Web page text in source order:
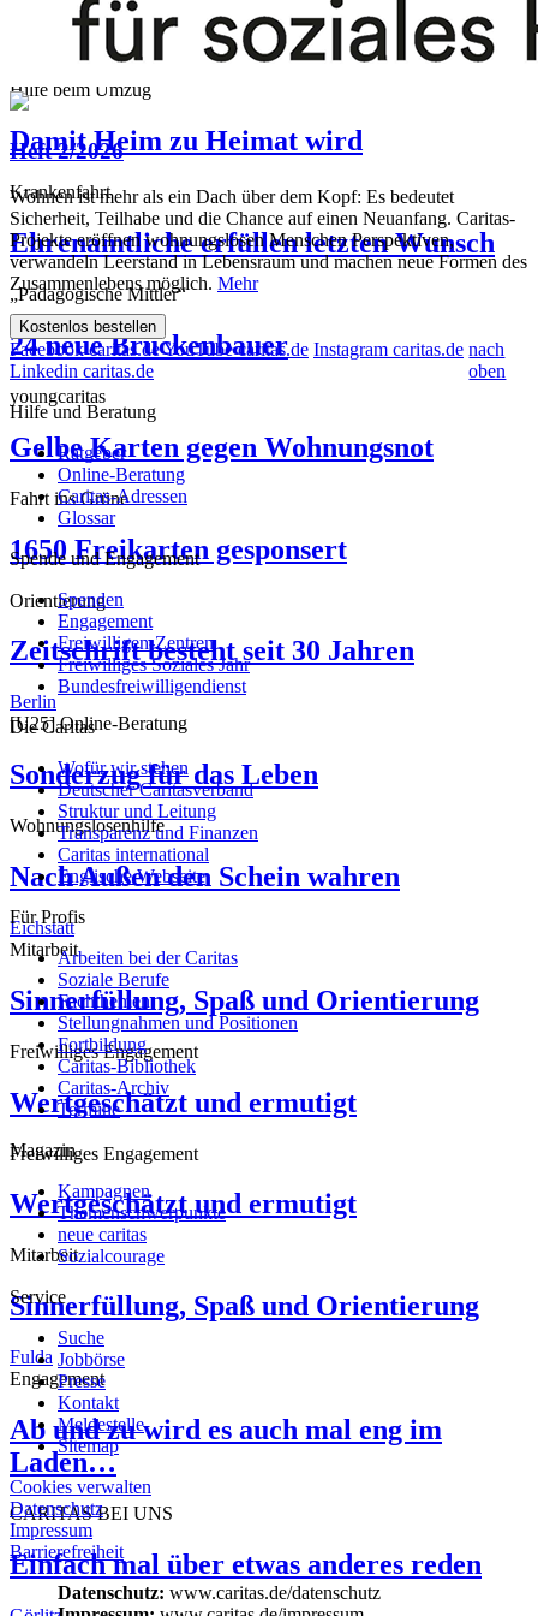
ermöglichen
Baden-Württemberg
Hilfe beim Umzug
Damit Heim zu Heimat wird
Krankenfahrt
Ehrenamtliche erfüllen letzten Wunsch
„Pädagogische Mittler“
24 neue Brückenbauer
youngcaritas
Gelbe Karten gegen Wohnungsnot
Fahrt ins Grüne
1650 Freikarten gesponsert
Orientierung
Zeitschrift besteht seit 30 Jahren
Berlin
[U25] Online-Beratung
Sonderzug für das Leben
Wohnungslosenhilfe
Nach Außen den Schein wahren
Eichstätt
Mitarbeit
Sinnerfüllung, Spaß und Orientierung
Freiwilliges Engagement
Wertgeschätzt und ermutigt
Freiwilliges Engagement
Wertgeschätzt und ermutigt
Mitarbeit
Sinnerfüllung, Spaß und Orientierung
Fulda
Engagement
Ab und zu wird es auch mal eng im
Laden…
CARITAS BEI UNS
Einfach mal über etwas anderes reden
Heft 2/2026
Wohnen ist mehr als ein Dach über dem Kopf: Es bedeutet
Sicherheit, Teilhabe und die Chance auf einen Neuanfang. Caritas-
Projekte eröffnen wohnungslosen Menschen Perspektiven,
verwandeln Leerstand in Lebensraum und machen neue Formen des
Zusammenlebens möglich. Mehr
Kostenlos bestellen
Facebook caritas.deYouTube caritas.de Instagram caritas.de
Linkedin caritas.de
nach
oben
Hilfe und Beratung
Ratgeber
Online-Beratung
Caritas-Adressen
Glossar
Spende und Engagement
Spenden
Engagement
Freiwilligen-Zentren
Freiwilliges Soziales Jahr
Bundesfreiwilligendienst
Die Caritas
Wofür wir stehen
Deutscher Caritasverband
Struktur und Leitung
Transparenz und Finanzen
Caritas international
Englische Webseite
Für Profis
Arbeiten bei der Caritas
Soziale Berufe
Fachthemen
Stellungnahmen und Positionen
Fortbildung
Caritas-Bibliothek
Caritas-Archiv
Termine
Magazin
Kampagnen
Themenschwerpunkte
neue caritas
Sozialcourage
Service
Suche
Jobbörse
Presse
Kontakt
Meldestelle
Sitemap
Cookies verwalten
Datenschutz
Impressum
Barrierefreiheit
Datenschutz: www.caritas.de/datenschutz